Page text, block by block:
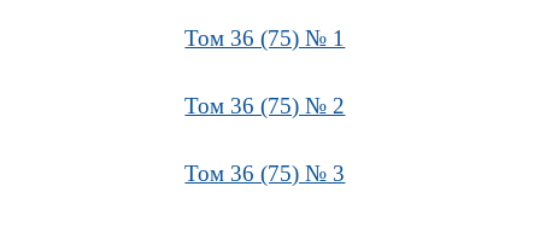
Том 36 (75) № 1
Том 36 (75) № 2
Том 36 (75) № 3